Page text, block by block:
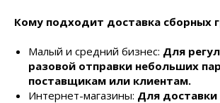
Кому подходит доставка сборных
Малый и средний бизнес: Для
разовой отправки небольших
поставщикам или клиентам.
Интернет-магазины: Для доставки